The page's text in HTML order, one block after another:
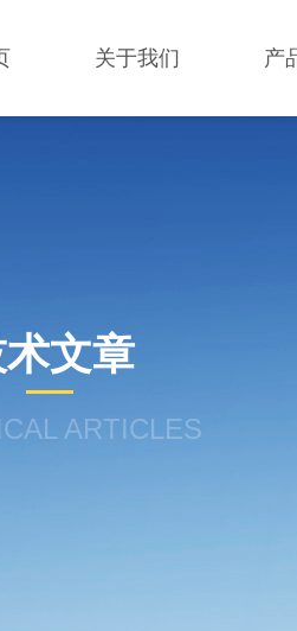
关于我们 产
文章
ARTICLES